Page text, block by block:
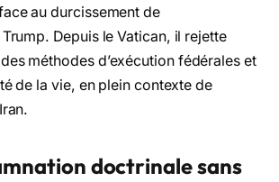
au durcissement de
Depuis le Vatican, il rejette
méthodes d’exécution fédérales et
de la vie, en plein contexte de
doctrinale sans